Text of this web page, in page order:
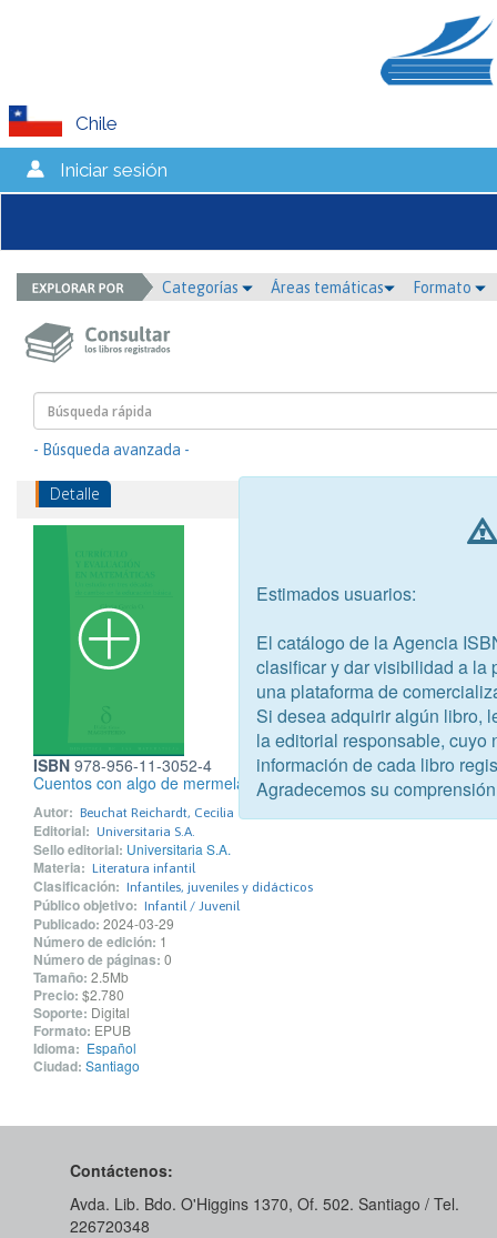
Chile
Iniciar sesión
Categorías Áreas temáticas Formato
- Búsqueda avanzada -
Detalle
ISBN 978-956-11-3052-4
Cuentos con algo de mermelada
Autor: Beuchat Reichardt, Cecilia
Editorial: Universitaria S.A.
Sello editorial: Universitaria S.A.
Materia: Literatura infantil
Clasificación: Infantiles, juveniles y didácticos
Público objetivo: Infantil / Juvenil
Publicado: 2024-03-29
Número de edición: 1
Número de páginas: 0
Tamaño: 2.5Mb
Precio: $2.780
Soporte: Digital
Formato: EPUB
Idioma: Español
Ciudad: Santiago
Contáctenos:
Avda. Lib. Bdo. O'Higgins 1370, Of. 502. Santiago / Tel.
226720348
Estimados usuarios:
El catálogo de la Agencia
clasificar y dar visibilidad a la
una plataforma de
Si desea adquirir algún libro,
la editorial responsable, cuyo
información de cada libro
Agradecemos su